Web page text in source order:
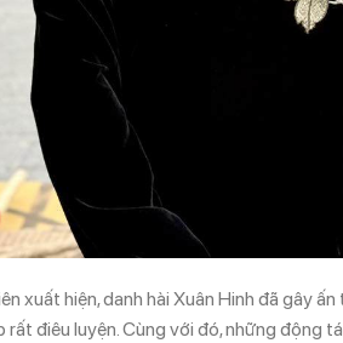
xuất hiện, danh hài Xuân Hinh đã gây
rất điêu luyện. Cùng với đó, những động